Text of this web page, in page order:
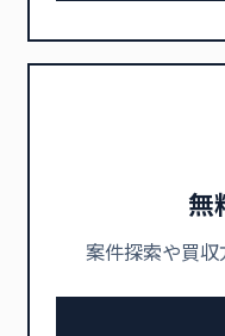
無
案件探索や買